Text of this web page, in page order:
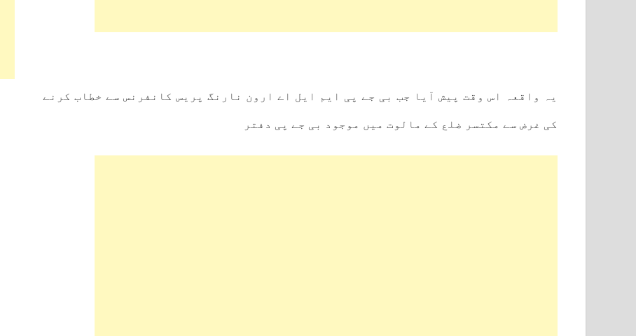
یہ واقعہ اس وقت پیش آیا جب بی جے پی ایم ایل اے ارون نارنگ پریس کانفرنس سے خطاب کرنے
کی غرض سے مکتسر ضلع کے مالوت میں موجود بی جے پی دفتر